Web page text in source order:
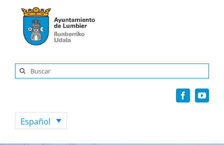
Saltar
contenido
Buscar:
Español